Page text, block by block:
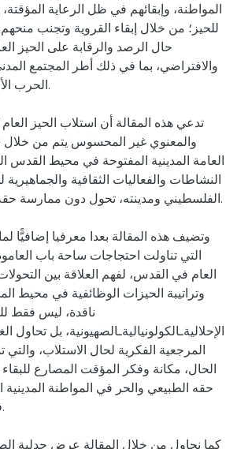
المواطنة، وإبقائهم في ظل الرعاية
للحيز؛ من خلال إبقاء القروية وتجنب
حال الرصد والرقابة على الحيز
والافتراضي، بما في ذلك أطر المجتمع
الحرب
تدعي هذه المقالة أن استلاب الحيز
والمعنوي غير المحسوس يتم من
العامة المدينية المفتوحة في محيط القدس
النشاطات والفعاليات الثقافية
الفلسطيني ومدينته، تحول دون ممارسة
وتضيف هذه المقالة بعدا معرفيا إضافيًّا
التي تناولت احتجاجات ساحة باب
العام في القدس، لفهم العلاقة بين
وتراتيبة الحيزات الوظائفية في محيط
ناقدة، ليس فقط
الإحلاليةـالكولونياليةـالصهيونية، بل
المرجعية الفكرية لحال الاستلاب،
الحال، مكانة وفكر المؤقت المصارع
حقه الطبيعي والحر في المواطنة
كما نحاول من خلال المقالة عرض جدلية